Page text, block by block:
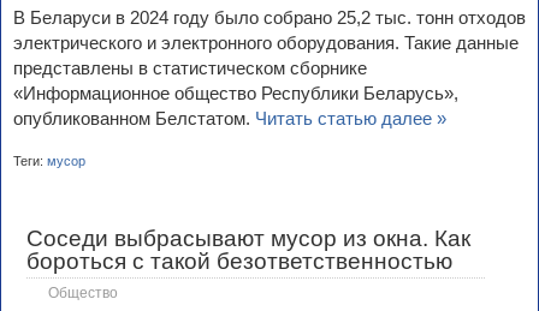
В Беларуси в 2024 году было собрано 25,2 тыс. тонн отходов
электрического и электронного оборудования. Такие данные
представлены в статистическом сборнике
«Информационное общество Республики Беларусь»,
опубликованном Белстатом. Читать статью далее »
Теги: мусор
Соседи выбрасывают мусор из окна. Как
бороться с такой безответственностью
Общество